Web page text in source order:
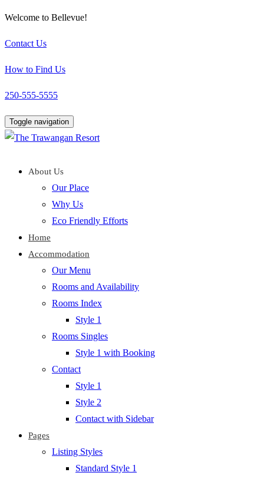
Welcome to Bellevue!
Contact Us
How to Find Us
250-555-5555
Toggle navigation
About Us
Our Place
Why Us
Eco Friendly Efforts
Home
Accommodation
Our Menu
Rooms and Availability
Rooms Index
Style 1
Rooms Singles
Style 1 with Booking
Contact
Style 1
Style 2
Contact with Sidebar
Pages
Listing Styles
Standard Style 1